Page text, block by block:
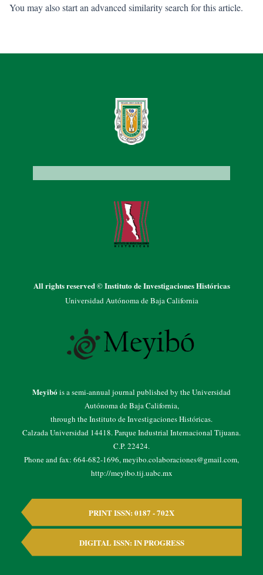
You may alsostart an advanced similarity search for this article.
PRINT ISSN: 0187 - 702X
DIGITAL ISSN: IN PROGRESS
All rights reserved © Instituto de Investigaciones Históricas
Universidad Autónoma de Baja California
Meyibóis a semi-annual journal published by the Universidad
Autónoma de Baja California,
through the Instituto de Investigaciones Históricas.
Calzada Universidad 14418. Parque Industrial Internacional Tijuana.
C.P. 22424.
Phone and fax: 664-682-1696, meyibo.colaboraciones@gmail.com,
http://meyibo.tij.uabc.mx